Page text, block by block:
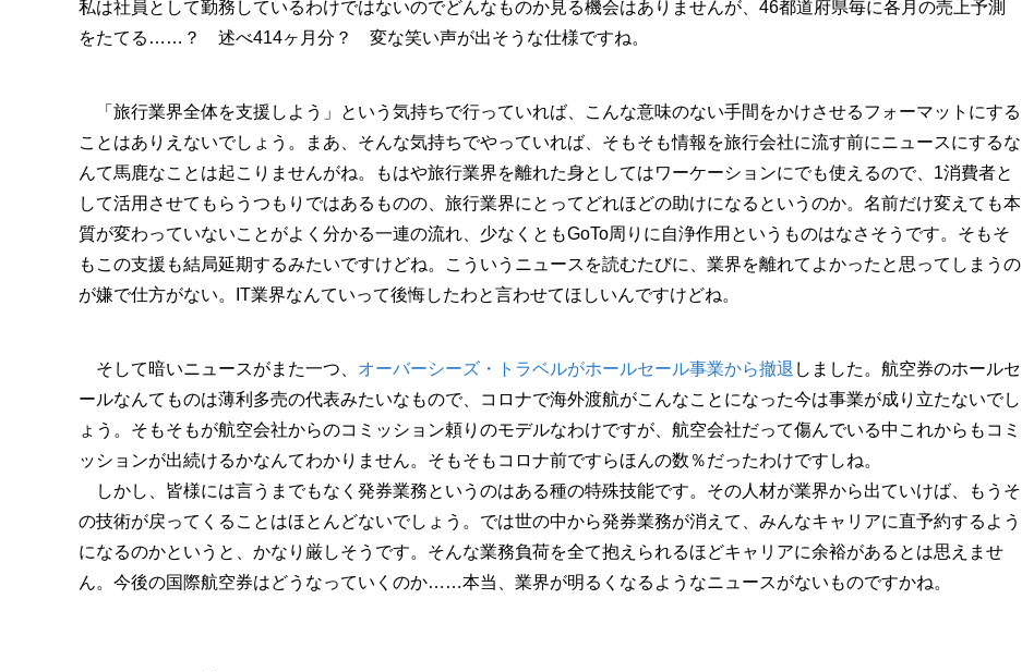
私は社員として勤務しているわけではないのでどんなものか見る機会はありませんが、46都道府県毎に各月の売上予測
をたてる……？ 述べ414ヶ月分？ 変な笑い声が出そうな仕様ですね。
「旅行業界全体を支援しよう」という気持ちで行っていれば、こんな意味のない手間をかけさせるフォーマットにする
ことはありえないでしょう。まあ、そんな気持ちでやっていれば、そもそも情報を旅行会社に流す前にニュースにするな
んて馬鹿なことは起こりませんがね。もはや旅行業界を離れた身としてはワーケーションにでも使えるので、1消費者と
して活用させてもらうつもりではあるものの、旅行業界にとってどれほどの助けになるというのか。名前だけ変えても本
質が変わっていないことがよく分かる一連の流れ、少なくともGoTo周りに自浄作用というものはなさそうです。そもそ
もこの支援も結局延期するみたいですけどね。こういうニュースを読むたびに、業界を離れてよかったと思ってしまうの
が嫌で仕方がない。IT業界なんていって後悔したわと言わせてほしいんですけどね。
そして暗いニュースがまた一つ、 オーバーシーズ・トラベルがホールセール事業から撤退 しました。航空券のホールセ
ールなんてものは薄利多売の代表みたいなもので、コロナで海外渡航がこんなことになった今は事業が成り立たないでし
ょう。そもそもが航空会社からのコミッション頼りのモデルなわけですが、航空会社だって傷んでいる中これからもコミ
ッションが出続けるかなんてわかりません。そもそもコロナ前ですらほんの数％だったわけですしね。
しかし、皆様には言うまでもなく発券業務というのはある種の特殊技能です。その人材が業界から出ていけば、もうそ
の技術が戻ってくることはほとんどないでしょう。では世の中から発券業務が消えて、みんなキャリアに直予約するよう
になるのかというと、かなり厳しそうです。そんな業務負荷を全て抱えられるほどキャリアに余裕があるとは思えませ
ん。今後の国際航空券はどうなっていくのか……本当、業界が明るくなるようなニュースがないものですかね。